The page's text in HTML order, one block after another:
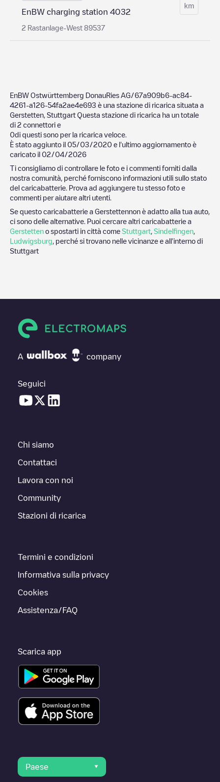
EnBW charging station 4032
2 Rastanlage-West 89537
km
EnBW Ostwürttemberg DonauRies AG/67a909b6-ac84-
4261-a126-54fa2ae4e693 è una stazione di ricarica situata a
Gerstetten Stuttgart Questa stazione di ricarica ha un totale
di 2 connettori e
0di questi sono per la ricarica veloce.
È stato aggiunto il 05/03/2020 e l'ultimo aggiornamento è
caricato il 02/04/2026
Ti consigliamo di controllare le foto e i commenti forniti dalla
nostra comunità, perché forniscono informazioni utili sullo stato
del caricabatterie. Prova ad aggiungere tu stesso foto e
commenti per aiutare altri utenti.
Se questo caricabatterie a Gerstettennon è adatto alla tua auto,
ci sono delle alternative. Puoi cercare altri caricabatterie a
Gerstetten o spostarti in città come Stuttgart Sindelfingen
Ludwigsburg , perché si trovano nelle vicinanze e all'interno di
Stuttgart
A company
Seguici
Chi siamo
Contattaci
Lavora con noi
Community
Stazioni di ricarica
Termini e condizioni
Informativa sulla privacy
Cookies
Assistenza/FAQ
Scarica app
Paese